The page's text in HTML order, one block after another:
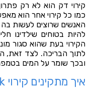
קירוי דק הוא לא רק
כמו כל קירוי אחר הוא
האנשים שרוצים לעשות
להיות בטוחים שילדינו
הקירוי בעת שהוא סגור
לתוך הבריכה. לצד זאת,
ובכך שומר על המים
איך מתקינים קירוי